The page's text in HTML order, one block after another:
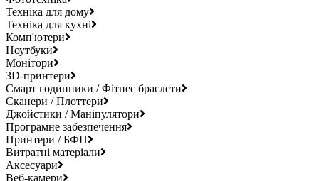
Техніка для дому
Техніка для кухні
Комп'ютери
Ноутбуки
Монітори
3D-принтери
Смарт годинники / Фітнес браслети
Сканери / Плоттери
Джойстики / Маніпулятори
Програмне забезпечення
Принтери / БФП
Витратні матеріали
Аксесуари
Веб-камери